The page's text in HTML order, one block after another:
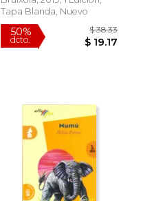
50%
dcto. $
Tapa Blanda, Nuevo